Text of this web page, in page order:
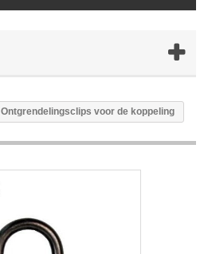
Ontgrendelingsclips voor de koppeling